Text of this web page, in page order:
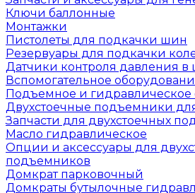
Ключи баллонные
Монтажки
Пистолеты для подкачки шин
Резервуары для подкачки
Датчики контроля давления в
Вспомогательное
Подъемное и гидравлическое
Двухстоечные подъемники
Запчасти для двухстоечных
Масло гидравлическое
Опции и аксессуары для
подъемников
Домкрат парковочный
Домкраты бутылочные